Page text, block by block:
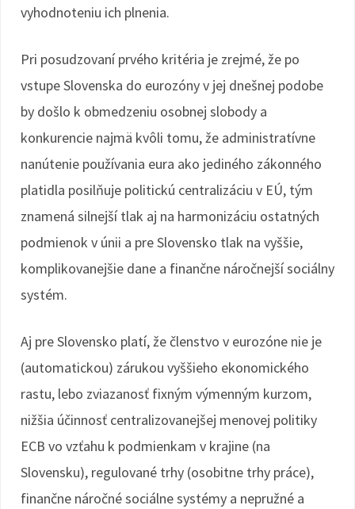
vyhodnoteniu ich plnenia.
Pri posudzovaní prvého kritéria je zrejmé, že po
vstupe Slovenska do eurozóny v jej dnešnej podobe
by došlo k obmedzeniu osobnej slobody a
konkurencie najmä kvôli tomu, že administratívne
nanútenie používania eura ako jediného zákonného
platidla posilňuje politickú centralizáciu v EÚ, tým
znamená silnejší tlak aj na harmonizáciu ostatných
podmienok v únii a pre Slovensko tlak na vyššie,
komplikovanejšie dane a finančne náročnejší sociálny
systém.
Aj pre Slovensko platí, že členstvo v eurozóne nie je
(automatickou) zárukou vyššieho ekonomického
rastu, lebo zviazanosť fixným výmenným kurzom,
nižšia účinnosť centralizovanejšej menovej politiky
ECB vo vzťahu k podmienkam v krajine (na
Slovensku), regulované trhy (osobitne trhy práce),
finančne náročné sociálne systémy a nepružné a